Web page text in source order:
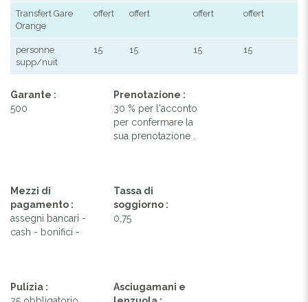
Transfert Gare
Orange
offert offert offert offert
personne
supp/nuit
15 15 15 15
Garante :
500
Prenotazione :
30 % per l'acconto
per confermare la
sua prenotazione .
Mezzi di
pagamento :
assegni bancari -
cash - bonifici -
Tassa di
soggiorno :
0,75
Pulizia :
Asciugamani e